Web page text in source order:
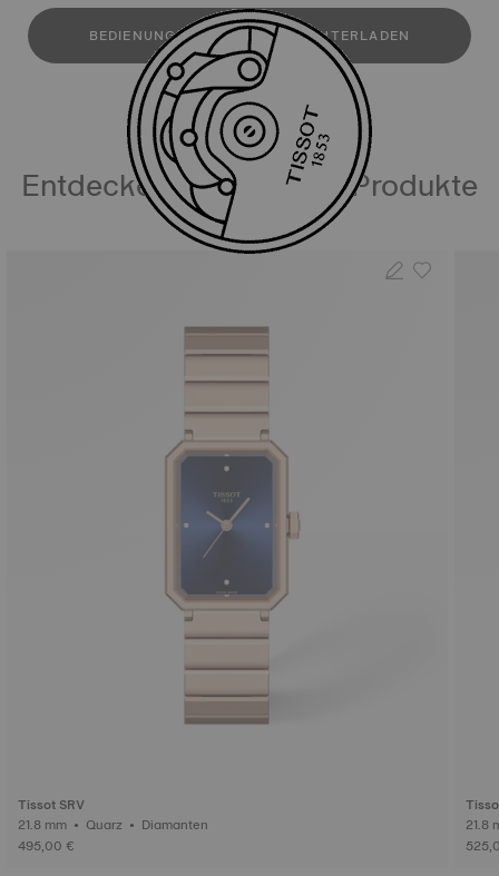
BEDIENUNGSANLEITUNG HERUNTERLADEN
Entdecken Sie ähnliche Produkte
Tissot SRV
21.8 mm • Quarz • Diamanten
495,00 €